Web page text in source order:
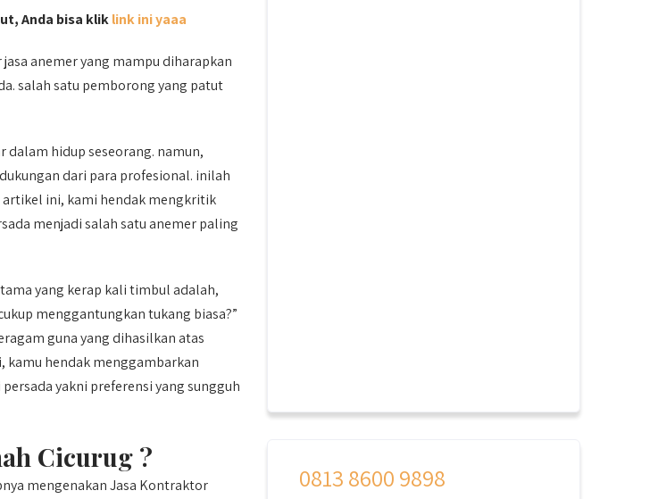
Anda bisa kliklink ini yaaa
anemer yang mampu diharapkan
salah satu pemborong yang patut
dalam hidup seseorang. namun,
dari para profesional. inilah
ini, kami hendak mengkritik
menjadi salah satu anemer paling
yang kerap kali timbul adalah,
menggantungkan tukang biasa?”
guna yang dihasilkan atas
kamu hendak menggambarkan
yakni preferensi yang sungguh
Cicurug ?
mengenakan Jasa Kontraktor
0813 8600 9898